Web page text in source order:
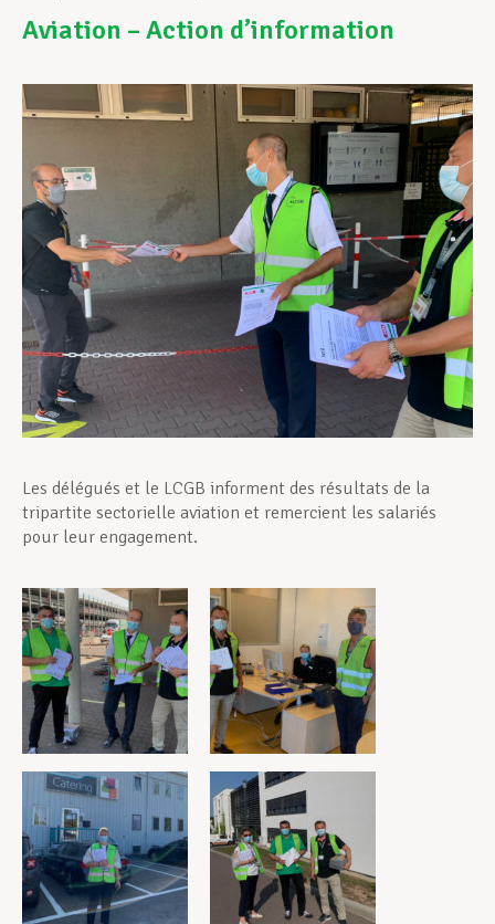
Vos droits
Assistance en vie privée
Développement professionnel
Devenir Membre
Actualités
Aviation – Action d’information
Les délégués et le LCGB informent des résultats de la
tripartite sectorielle aviation et remercient les salariés
pour leur engagement.